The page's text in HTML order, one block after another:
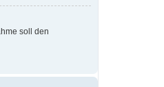
soll den